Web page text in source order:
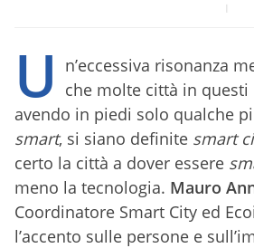
U
n’eccessiva risonanza
che molte città in
avendo in piedi solo qualche
smart, si siano definite smart
certo la città a dover essere
meno la tecnologia. Mauro
Coordinatore Smart City ed
l’accento sulle persone e